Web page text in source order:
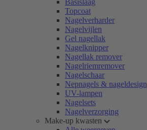
Basislaag
Topcoat
Nagelverharder
Nagelvijlen
Gel nagellak
Nagelknipper
Nagellak remover
Nagelriemremover
Nagelschaar
Nepnagels & nageldesign
UV-lampen
Nagelsets
Nagelverzorging
Make-up kwasten